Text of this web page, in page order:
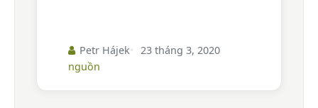
Petr Hájek
23 tháng 3, 2020
nguồn